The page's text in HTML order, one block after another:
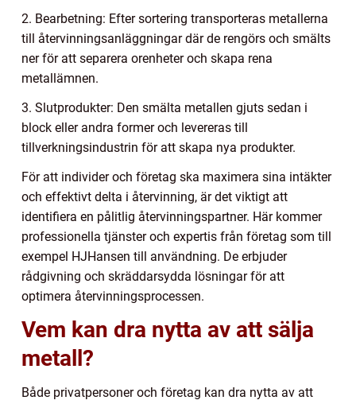
2. Bearbetning: Efter sortering transporteras metallerna
till återvinningsanläggningar där de rengörs och smälts
ner för att separera orenheter och skapa rena
metallämnen.
3. Slutprodukter: Den smälta metallen gjuts sedan i
block eller andra former och levereras till
tillverkningsindustrin för att skapa nya produkter.
För att individer och företag ska maximera sina intäkter
och effektivt delta i återvinning, är det viktigt att
identifiera en pålitlig återvinningspartner. Här kommer
professionella tjänster och expertis från företag som till
exempel HJHansen till användning. De erbjuder
rådgivning och skräddarsydda lösningar för att
optimera återvinningsprocessen.
Vem kan dra nytta av att sälja
metall?
Både privatpersoner och företag kan dra nytta av att